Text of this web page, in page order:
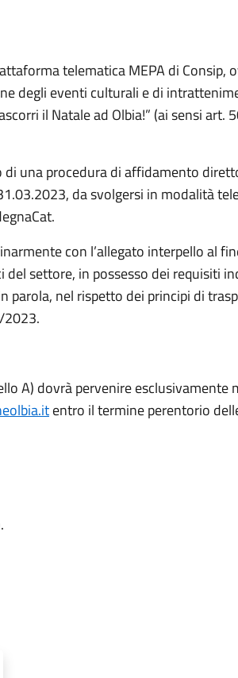
telematica MEPA di Consip,
degli eventi culturali e di
il Natale ad Olbia!” (ai sensi art.
di una procedura di affidamento
da svolgersi in modalità
con l’allegato interpello al
settore, in possesso dei requisiti
parola, nel rispetto dei principi di
2023.
A) dovrà pervenire esclusivamente
entro il termine perentorio